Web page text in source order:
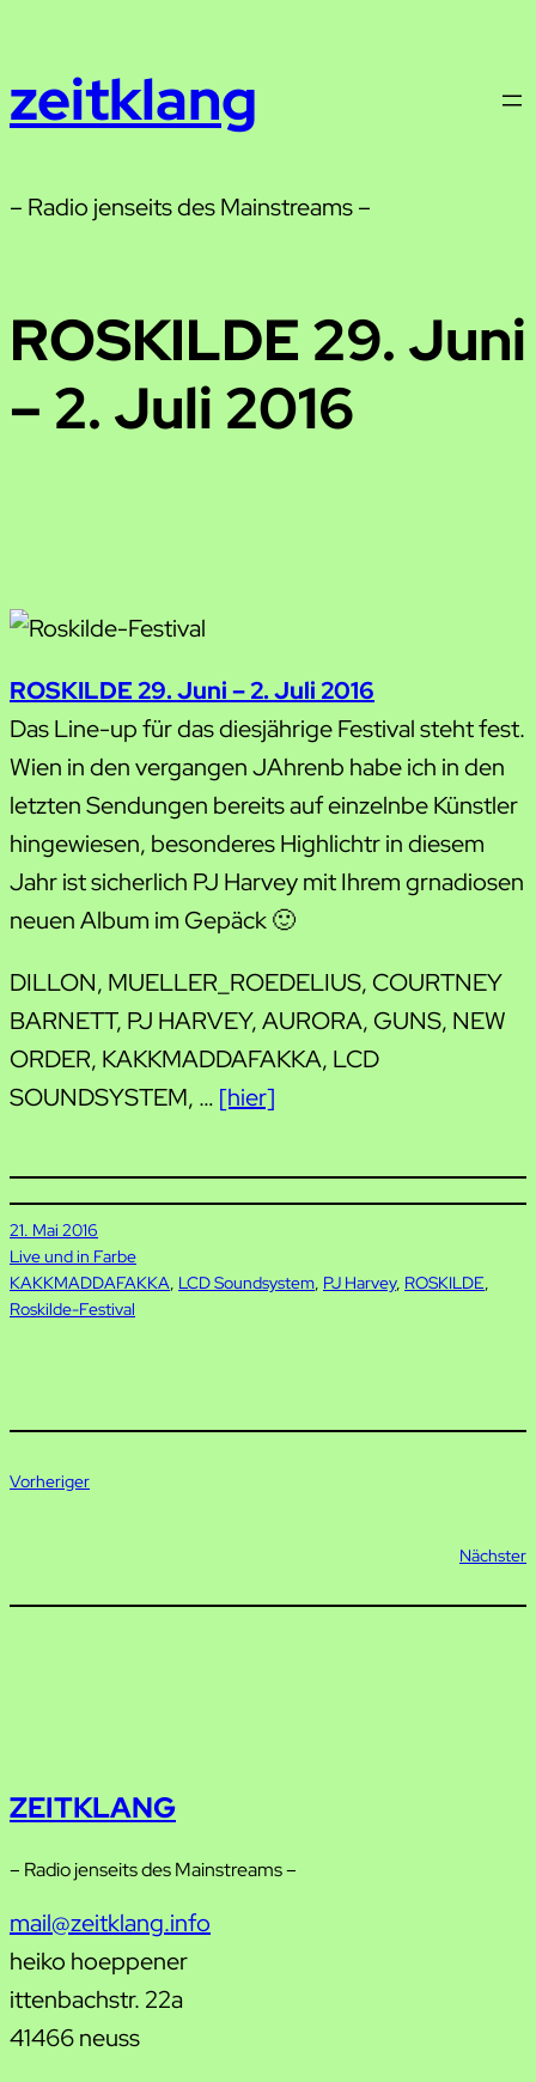
springen
zeitklang
– Radio jenseits des Mainstreams –
ROSKILDE 29. Juni
– 2. Juli 2016
ROSKILDE 29. Juni – 2. Juli 2016
Das Line-up für das diesjährige Festival steht fest.
Wien in den vergangen JAhrenb habe ich in den
letzten Sendungen bereits auf einzelnbe Künstler
hingewiesen, besonderes Highlichtr in diesem
Jahr ist sicherlich PJ Harvey mit Ihrem grnadiosen
neuen Album im Gepäck 🙂
DILLON, MUELLER_ROEDELIUS, COURTNEY
BARNETT, PJ HARVEY, AURORA, GUNS, NEW
ORDER, KAKKMADDAFAKKA, LCD
SOUNDSYSTEM, … [hier]
21. Mai 2016
Live und in Farbe
KAKKMADDAFAKKA, LCD Soundsystem, PJ Harvey, ROSKILDE
Roskilde-Festival
Vorheriger
Nächster
ZEITKLANG
– Radio jenseits des Mainstreams –
mail@zeitklang.info
heiko hoeppener
ittenbachstr. 22a
41466 neuss